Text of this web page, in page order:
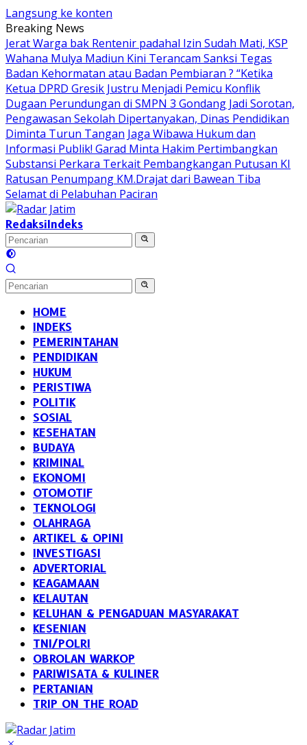
Langsung ke konten
Breaking News
Jerat Warga bak Rentenir padahal Izin Sudah Mati, KSP
Wahana Mulya Madiun Kini Terancam Sanksi Tegas
Badan Kehormatan atau Badan Pembiaran ? “Ketika
Ketua DPRD Gresik Justru Menjadi Pemicu Konflik
Dugaan Perundungan di SMPN 3 Gondang Jadi Sorotan,
Pengawasan Sekolah Dipertanyakan, Dinas Pendidikan
Diminta Turun Tangan Jaga Wibawa Hukum dan
Informasi Publik! Garad Minta Hakim Pertimbangkan
Substansi Perkara Terkait Pembangkangan Putusan KI
Ratusan Penumpang KM.Drajat dari Bawean Tiba
Selamat di Pelabuhan Paciran
RedaksiIndeks
HOME
INDEKS
PEMERINTAHAN
PENDIDIKAN
HUKUM
PERISTIWA
POLITIK
SOSIAL
KESEHATAN
BUDAYA
KRIMINAL
EKONOMI
OTOMOTIF
TEKNOLOGI
OLAHRAGA
ARTIKEL & OPINI
INVESTIGASI
ADVERTORIAL
KEAGAMAAN
KELAUTAN
KELUHAN & PENGADUAN MASYARAKAT
KESENIAN
TNI/POLRI
OBROLAN WARKOP
PARIWISATA & KULINER
PERTANIAN
TRIP ON THE ROAD